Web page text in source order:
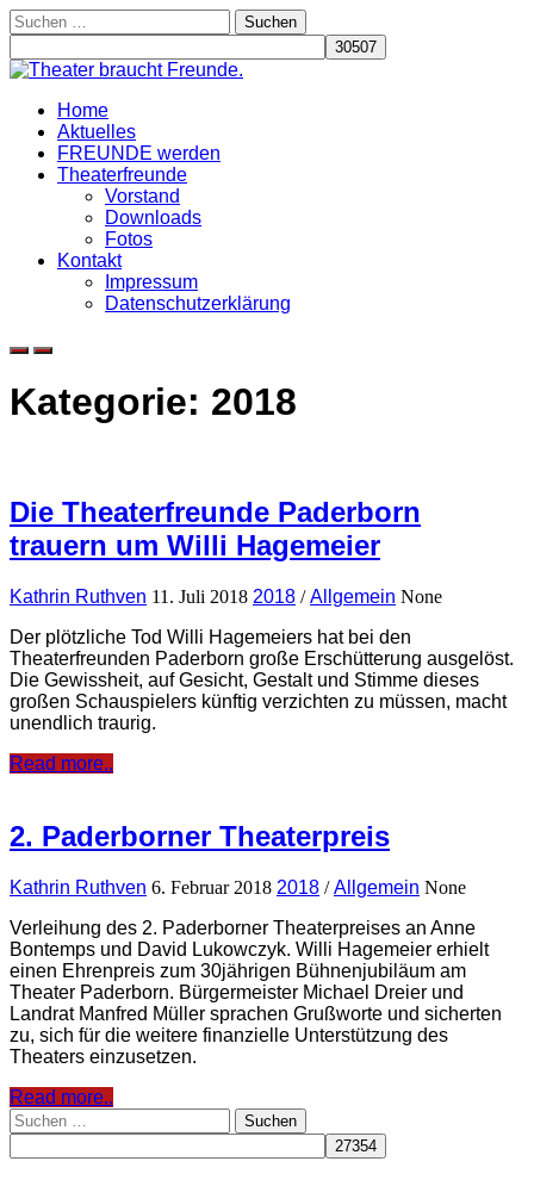
Skip
to
content
Suchen
nach:
Home
Aktuelles
FREUNDE werden
Theaterfreunde
Vorstand
Downloads
Fotos
Kontakt
Impressum
Datenschutzerklärung
Kategorie: 2018
Die Theaterfreunde Paderborn
trauern um Willi Hagemeier
Kathrin Ruthven 11. Juli 2018 2018 /Allgemein None
Der plötzliche Tod Willi Hagemeiers hat bei den
Theaterfreunden Paderborn große Erschütterung ausgelöst.
Die Gewissheit, auf Gesicht, Gestalt und Stimme dieses
großen Schauspielers künftig verzichten zu müssen, macht
unendlich traurig.
Read more..
2. Paderborner Theaterpreis
Kathrin Ruthven 6. Februar 2018 2018 /Allgemein None
Verleihung des 2. Paderborner Theaterpreises an Anne
Bontemps und David Lukowczyk. Willi Hagemeier erhielt
einen Ehrenpreis zum 30jährigen Bühnenjubiläum am
Theater Paderborn. Bürgermeister Michael Dreier und
Landrat Manfred Müller sprachen Grußworte und sicherten
zu, sich für die weitere finanzielle Unterstützung des
Theaters einzusetzen.
Read more..
Suchen
nach: